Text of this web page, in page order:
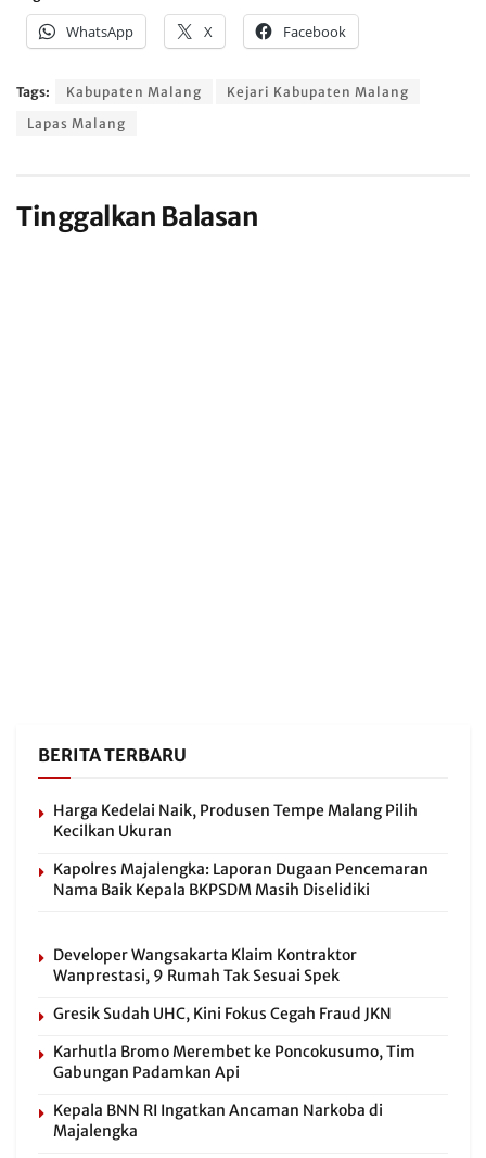
WhatsApp X Facebook
Tags: Kabupaten Malang
Kejari Kabupaten Malang
Lapas Malang
Tinggalkan Balasan
BERITA TERBARU
Harga Kedelai Naik, Produsen Tempe Malang Pilih
Kecilkan Ukuran
Kapolres Majalengka: Laporan Dugaan Pencemaran
Nama Baik Kepala BKPSDM Masih Diselidiki
Developer Wangsakarta Klaim Kontraktor
Wanprestasi, 9 Rumah Tak Sesuai Spek
Gresik Sudah UHC, Kini Fokus Cegah Fraud JKN
Karhutla Bromo Merembet ke Poncokusumo, Tim
Gabungan Padamkan Api
Kepala BNN RI Ingatkan Ancaman Narkoba di
Majalengka